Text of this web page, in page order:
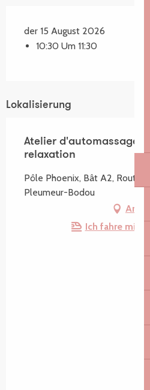
der 15 August 2026
10:30 Um 11:30
Lokalisierung
Atelier d'automassage -
relaxation
Pôle Phoenix, Bât A2, Route
Pleumeur-Bodou
Ich fahre mit